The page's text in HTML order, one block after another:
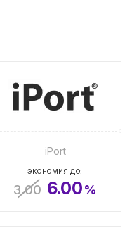
iPort
ЭКОНОМИЯ ДО:
3.00 6.00%